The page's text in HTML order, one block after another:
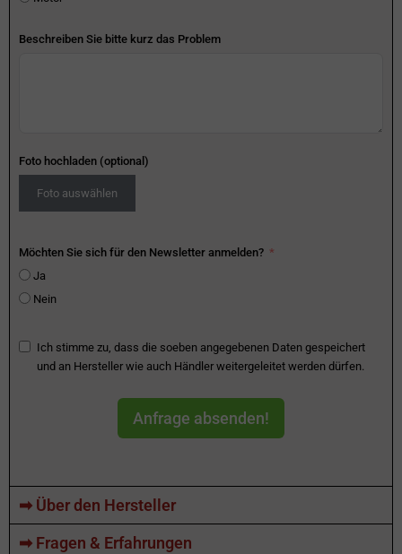
Beschreiben Sie bitte kurz das Problem
Foto hochladen (optional)
Foto auswählen
Möchten Sie sich für den Newsletter anmelden?
Ja
Nein
Ich stimme zu, dass die soeben angegebenen Daten gespeichert
und an Hersteller wie auch Händler weitergeleitet werden dürfen.
Anfrage absenden!
➡ Über den Hersteller
➡ Fragen & Erfahrungen